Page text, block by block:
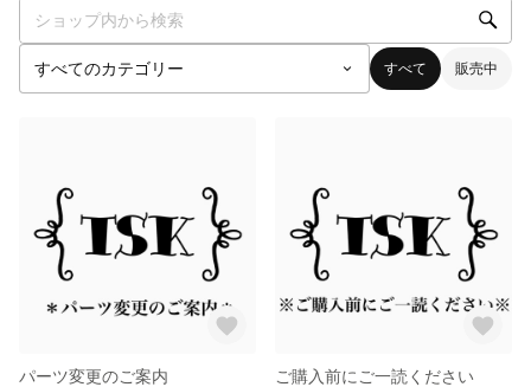
すべて 販売中
パーツ変更のご案内
ご購入前にご一読ください